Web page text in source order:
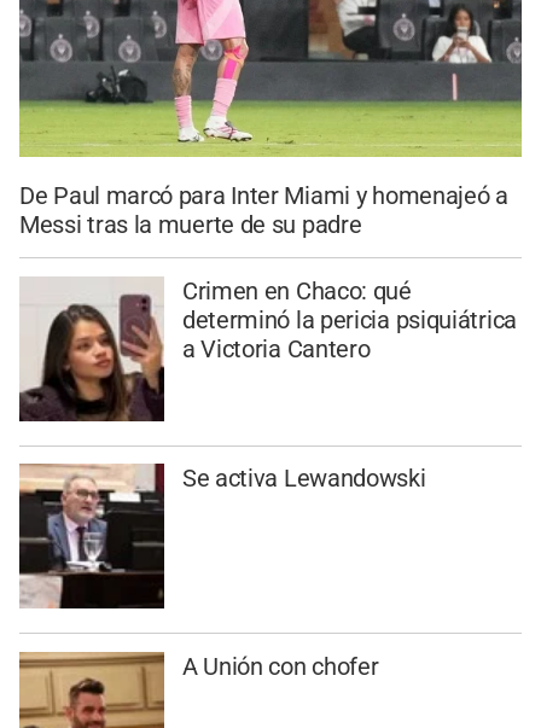
De Paul marcó para Inter Miami y homenajeó a
Messi tras la muerte de su padre
Crimen en Chaco: qué
determinó la pericia psiquiátrica
a Victoria Cantero
Se activa Lewandowski
A Unión con chofer